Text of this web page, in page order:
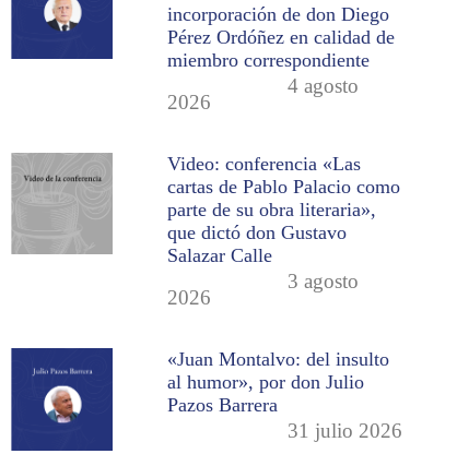
incorporación de don Diego
Pérez Ordóñez en calidad de
miembro correspondiente
4 agosto
2026
Video: conferencia «Las
cartas de Pablo Palacio como
parte de su obra literaria»,
que dictó don Gustavo
Salazar Calle
3 agosto
2026
«Juan Montalvo: del insulto
al humor», por don Julio
Pazos Barrera
31 julio 2026